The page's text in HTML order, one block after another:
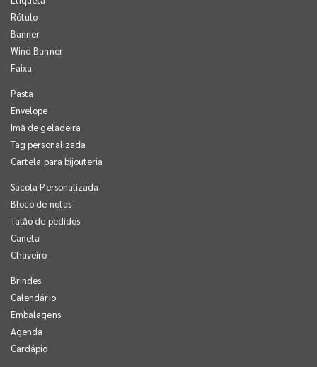
Rótulo
Banner
Wind Banner
Faixa
Pasta
Envelope
Imã de geladeira
Tag personalizada
Cartela para bijouteria
Sacola Personalizada
Bloco de notas
Talão de pedidos
Caneta
Chaveiro
Brindes
Calendário
Embalagens
Agenda
Cardápio